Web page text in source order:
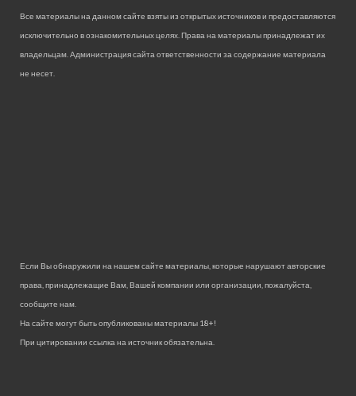
Все материалы на данном сайте взяты из открытых источников и предоставляются
исключительно в ознакомительных целях. Права на материалы принадлежат их
владельцам. Администрация сайта ответственности за содержание материала
не несет.
Если Вы обнаружили на нашем сайте материалы, которые нарушают авторские
права, принадлежащие Вам, Вашей компании или организации, пожалуйста,
сообщите нам.
На сайте могут быть опубликованы материалы 18+!
При цитировании ссылка на источник обязательна.